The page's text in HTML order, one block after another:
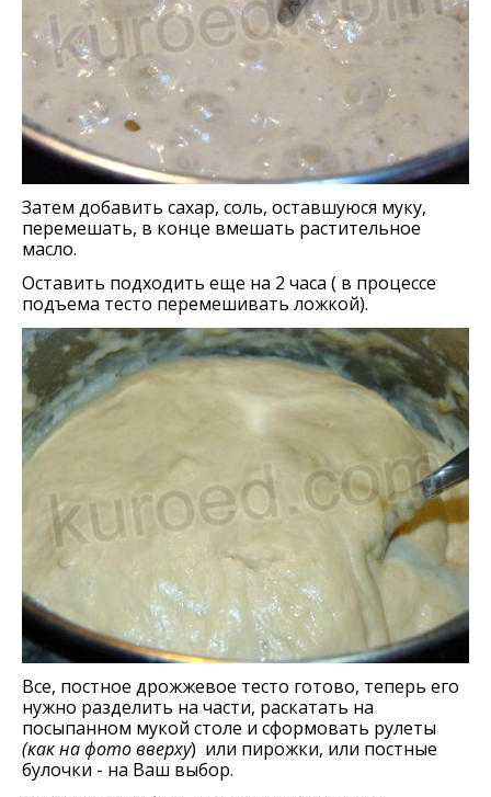
Затем добавить сахар, соль, оставшуюся муку,
перемешать, в конце вмешать растительное
масло.
Оставить подходить еще на 2 часа ( в процессе
подъема тесто перемешивать ложкой).
Все, постное дрожжевое тесто готово, теперь его
нужно разделить на части, раскатать на
посыпанном мукой столе и сформовать рулеты
(как на фото вверху) или пирожки, или постные
булочки - на Ваш выбор.